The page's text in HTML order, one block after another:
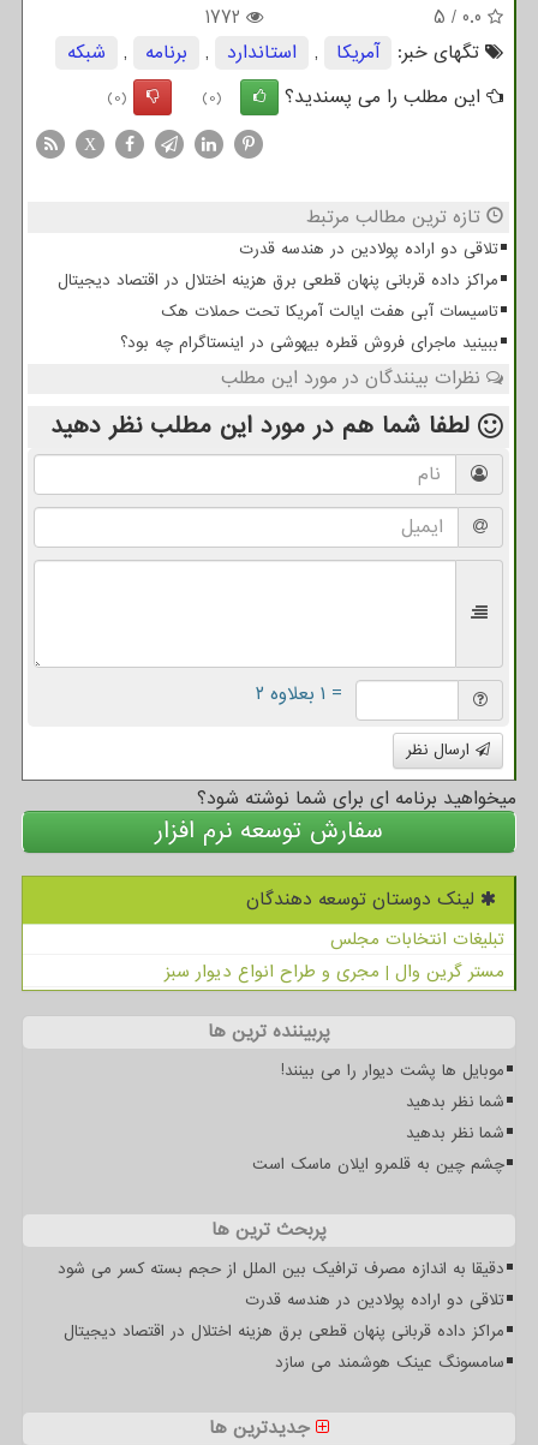
0.0
/
5
1772
تگهای خبر:
آمریكا , استاندارد , برنامه ,
شبكه
این مطلب را می پسندید؟
(0)
(0)
X
تازه ترین مطالب مرتبط
تلاقی دو اراده پولادین در هندسه قدرت
مراکز داده قربانی پنهان قطعی برق هزینه اختلال در اقتصاد دیجیتال
تاسیسات آبی هفت ایالت آمریکا تحت حملات هک
ببینید ماجرای فروش قطره بیهوشی در اینستاگرام چه بود؟
نظرات بینندگان در مورد این مطلب
لطفا شما هم در مورد این مطلب نظر دهید
= ۱ بعلاوه ۲
ارسال نظر
میخواهید برنامه ای برای شما نوشته شود؟
سفارش توسعه نرم افزار
لینک دوستان توسعه دهندگان
تبلیغات انتخابات مجلس
مستر گرین وال | مجری و طراح انواع دیوار سبز
پربیننده ترین ها
موبایل ها پشت دیوار را می بینند!
شما نظر بدهید
شما نظر بدهید
چشم چین به قلمرو ایلان ماسک است
پربحث ترین ها
دقیقا به اندازه مصرف ترافیک بین الملل از حجم بسته کسر می شود
تلاقی دو اراده پولادین در هندسه قدرت
مراکز داده قربانی پنهان قطعی برق هزینه اختلال در اقتصاد دیجیتال
سامسونگ عینک هوشمند می سازد
جدیدترین ها